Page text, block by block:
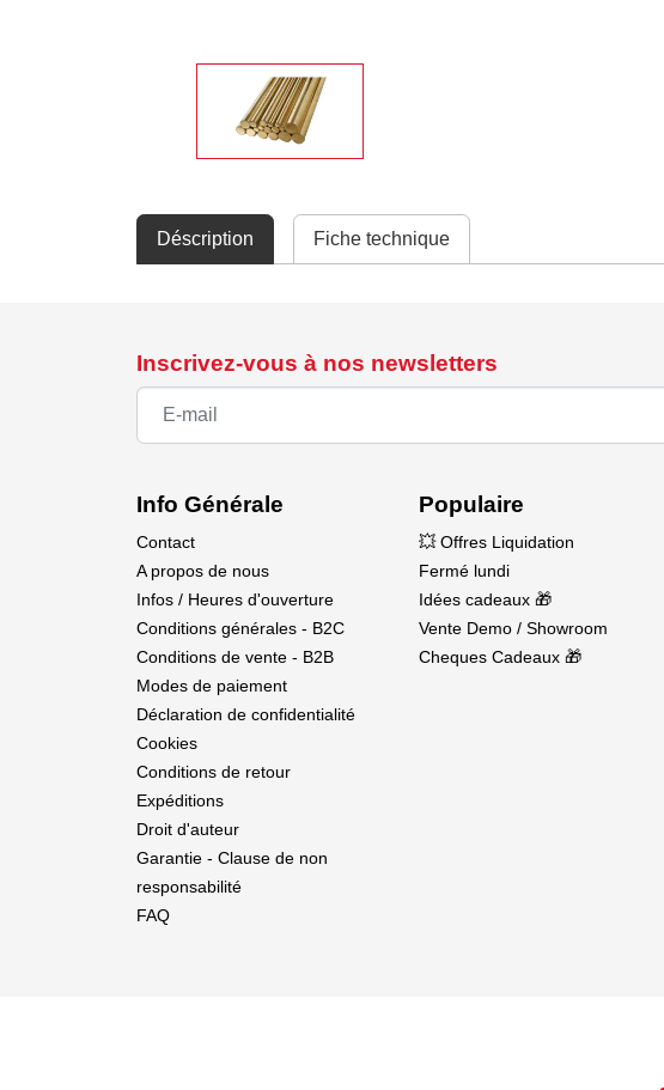
Déscription Fiche technique
Inscrivez-vous à nos newsletters
Info Générale
Contact
A propos de nous
Infos / Heures d'ouverture
Conditions générales - B2C
Conditions de vente - B2B
Modes de paiement
Déclaration de confidentialité
Cookies
Conditions de retour
Expéditions
Droit d'auteur
Garantie - Clause de non
responsabilité
FAQ
Populaire
💥 Offres Liquidation
Fermé lundi
Idées cadeaux 🎁
Vente Demo / Showroom
Cheques Cadeaux 🎁